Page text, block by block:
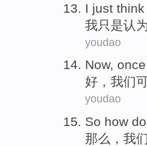
I just think
我只是认为
youdao
Now, once
好 ， 我们
youdao
So how do
那么 ， 我们